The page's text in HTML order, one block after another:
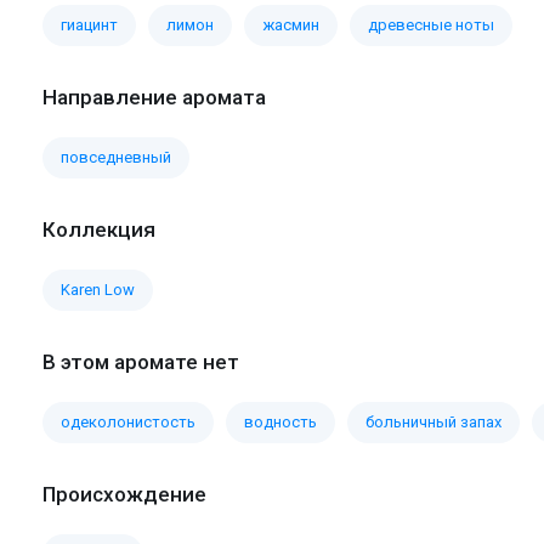
гиацинт лимон жасмин древесные ноты
Направление аромата
повседневный
Коллекция
Karen Low
В этом аромате нет
одеколонистость водность больничный запах
Происхождение